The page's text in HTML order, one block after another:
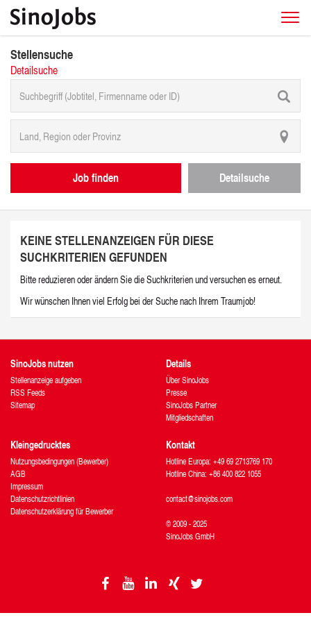
Stellensuche
Detailsuche
Job finden Detailsuche
KEINE STELLENANZEIGEN FÜR DIESE
SUCHKRITERIEN GEFUNDEN
Bitte reduzieren oder ändern Sie die Suchkriterien und versuchen es erneut.
Wir wünschen Ihnen viel Erfolg bei der Suche nach Ihrem Traumjob!
SinoJobs nutzen
Stellenanzeige aufgeben
RSS Feeds
Sitemap
Details
Über SinoJobs
Presse
SinoJobs Partner
Mitgliedschaften
Kleingedrucktes
Nutzungsbedingungen (Bewerber)
AGB
Impressum
Datenschutzrichtlinien
Datenschutzerklärung für Bewerber
Kontakt
Hotline Europa: +49 69 2713769 170
Hotline China: +86 400 822 1055
contact@sinojobs.com
© 2009 - 2025
SinoJobs GmbH